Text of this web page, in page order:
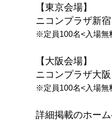
【東京会場】
ニコンプラザ新
※定員100名<入場無
【大阪会場】
ニコンプラザ大阪
※定員100名<入場無
詳細掲載のホー